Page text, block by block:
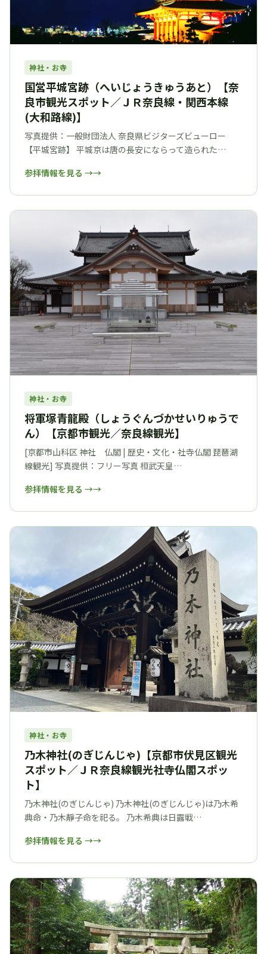
神社・お寺
国営平城宮跡（へいじょうきゅうあと）【奈
良市観光スポット／ＪＲ奈良線・関西本線
(大和路線)】
写真提供：一般財団法人 奈良県ビジターズビューロー
【平城宮跡】 平城京は唐の長安にならって造られた…
参拝情報を見る →
神社・お寺
将軍塚青龍殿（しょうぐんづかせいりゅうで
ん）【京都市観光／奈良線観光】
[京都市山科区 神社 仏閣 | 歴史・文化・社寺仏閣 琵琶湖
線観光] 写真提供：フリー写真 桓武天皇…
参拝情報を見る →
神社・お寺
乃木神社(のぎじんじゃ)【京都市伏見区観光
スポット／ＪＲ奈良線観光社寺仏閣スポッ
ト】
乃木神社(のぎじんじゃ) 乃木神社(のぎじんじゃ)は乃木希
典命・乃木靜子命を祀る。 乃木希典は日露戦…
参拝情報を見る →